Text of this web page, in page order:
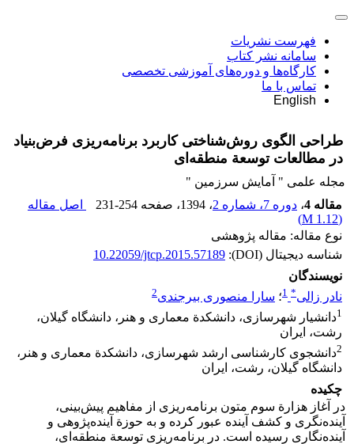
فهرست نشریات
سامانه نشر کتاب
کارگاه‌ها و دوره‌های آموزشی تخصصی
تماس با ما
English
طراحی الگوی روش‌شناختی کاربرد برنامه‌ریزی فرض‌بنیاد
در مطالعات توسعة منطقه‌ای
مجله علمی " آمایش سرزمین "
مقاله 4
، دوره 7، شماره 2 ، 1394 ، صفحه 231-254
اصل مقاله
(
1.12 M
)
نوع مقاله: مقاله پژوهشی
شناسه دیجیتال (DOI):
10.22059/jtcp.2015.57189
نویسندگان
نادر زالی*
1؛ سارا منصوری بیرجندی2
1دانشیار شهرسازی، دانشکدة معماری و هنر، دانشگاه گیلان،
رشت، ایران
2دانشجوی کارشناسی ارشد شهرسازی، دانشکدة معماری و هنر،
دانشگاه گیلان، رشت، ایران
چکیده
در آغاز هزارة سوم متون برنامه‌ریزی از مفاهیم پیش‌بینی،
آینده‌نگری و کشف آینده عبور کرده و به حوزة آینده‌پژوهی و
آینده‌نگاری رسیده است. در برنامه‌ریزی توسعة منطقه‌ای،